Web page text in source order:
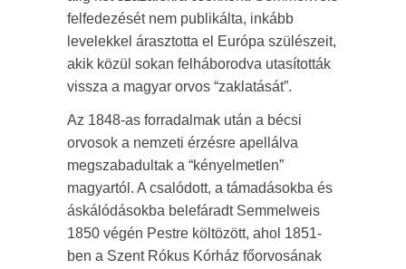
felfedezését nem publikálta, inkább
levelekkel árasztotta el Európa szülészeit,
akik közül sokan felháborodva utasították
vissza a magyar orvos “zaklatását”.
Az 1848-as forradalmak után a bécsi
orvosok a nemzeti érzésre apellálva
megszabadultak a “kényelmetlen”
magyartól. A csalódott, a támadásokba és
áskálódásokba belefáradt Semmelweis
1850 végén Pestre költözött, ahol 1851-
ben a Szent Rókus Kórház főorvosának